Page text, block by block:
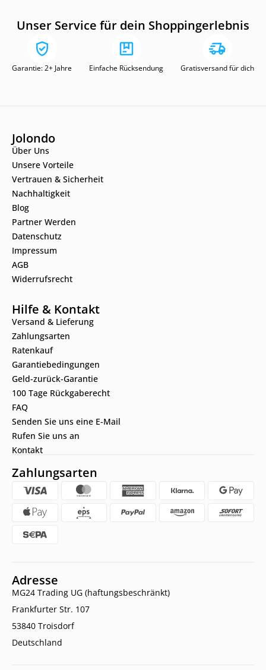
Unser Service für dein Shoppingerlebnis
Garantie: 2+ Jahre Einfache Rücksendung Gratisversand für dich
Jolondo
Über Uns
Unsere Vorteile
Vertrauen & Sicherheit
Nachhaltigkeit
Blog
Partner Werden
Datenschutz
Impressum
AGB
Widerrufsrecht
Hilfe & Kontakt
Versand & Lieferung
Zahlungsarten
Ratenkauf
Garantiebedingungen
Geld-zurück-Garantie
100 Tage Rückgaberecht
FAQ
Senden Sie uns eine E-Mail
Rufen Sie uns an
Kontakt
Zahlungsarten
Adresse
MG24 Trading UG (haftungsbeschränkt)
Frankfurter Str. 107
53840 Troisdorf
Deutschland